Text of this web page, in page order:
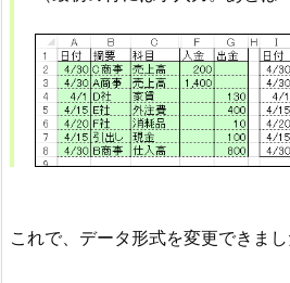
これで、データ形式を変更できまし